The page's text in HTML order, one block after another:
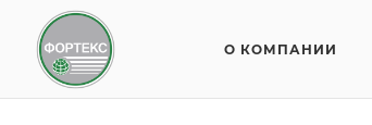
О КОМПАНИИ